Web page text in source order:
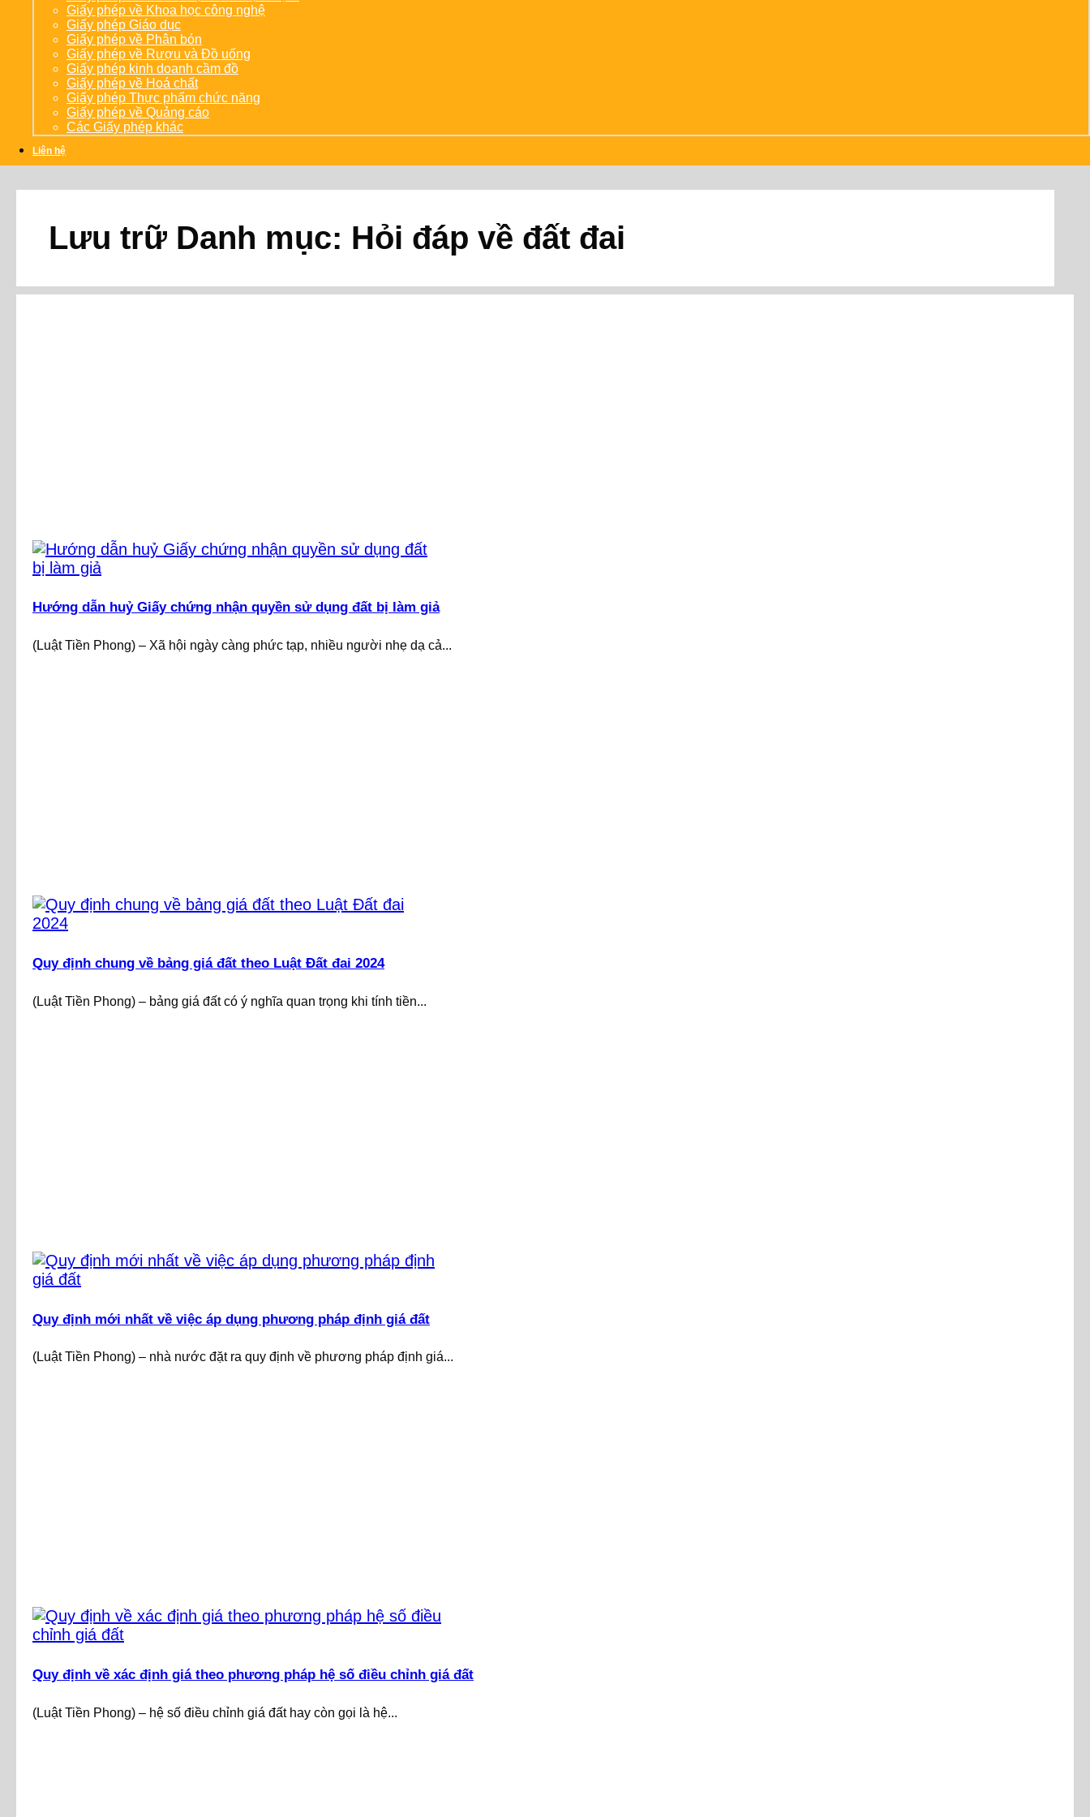
Giấy phép về Khoa học công nghệ
Giấy phép Giáo dục
Giấy phép về Phân bón
Giấy phép về Rượu và Đồ uống
Giấy phép kinh doanh cầm đồ
Giấy phép về Hoá chất
Giấy phép Thực phẩm chức năng
Giấy phép về Quảng cáo
Các Giấy phép khác
Liên hệ
Lưu trữ Danh mục: Hỏi đáp về đất đai
Hướng dẫn huỷ Giấy chứng nhận quyền sử dụng đất bị làm giả
(Luật Tiền Phong) – Xã hội ngày càng phức tạp, nhiều người nhẹ dạ cả...
Quy định chung về bảng giá đất theo Luật Đất đai 2024
(Luật Tiền Phong) – bảng giá đất có ý nghĩa quan trọng khi tính tiền...
Quy định mới nhất về việc áp dụng phương pháp định giá đất
(Luật Tiền Phong) – nhà nước đặt ra quy định về phương pháp định giá...
Quy định về xác định giá theo phương pháp hệ số điều chỉnh giá đất
(Luật Tiền Phong) – hệ số điều chỉnh giá đất hay còn gọi là hệ...